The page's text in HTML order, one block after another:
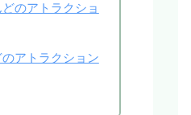
のアトラクショ
アトラクション